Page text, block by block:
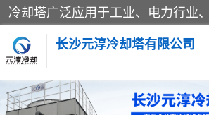
长沙元淳冷却塔有限公司